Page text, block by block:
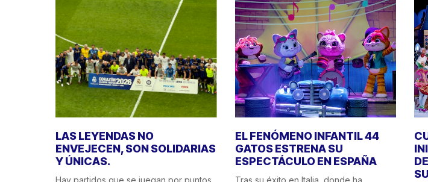
LAS LEYENDAS NO
ENVEJECEN, SON SOLIDARIAS
Y ÚNICAS.
Hay partidos que se juegan por puntos.
EL FENÓMENO INFANTIL 44
GATOS ESTRENA SU
ESPECTÁCULO EN ESPAÑA
Tras su éxito en Italia, donde ha